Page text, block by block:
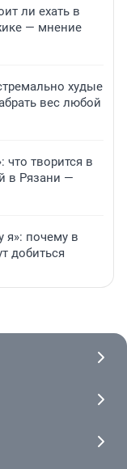
ли ехать в
— мнение
худые
вес любой
что творится в
в Рязани —
я»: почему в
добиться